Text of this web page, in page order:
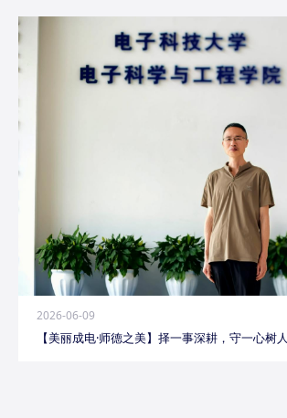
2026-06-09
【美丽成电·师德之美】择一事深耕，守一心树人